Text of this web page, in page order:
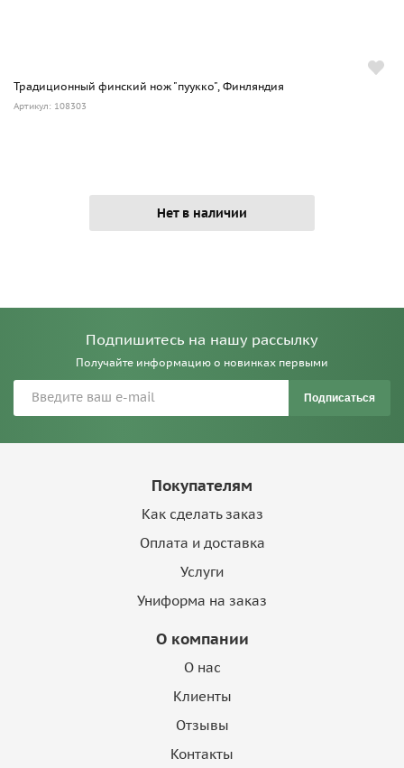
Традиционный финский нож "пуукко", Финляндия
Артикул: 108303
Нет в наличии
Подпишитесь на нашу рассылку
Получайте информацию о новинках первыми
Подписаться
Покупателям
Как сделать заказ
Оплата и доставка
Услуги
Униформа на заказ
О компании
О нас
Клиенты
Отзывы
Контакты